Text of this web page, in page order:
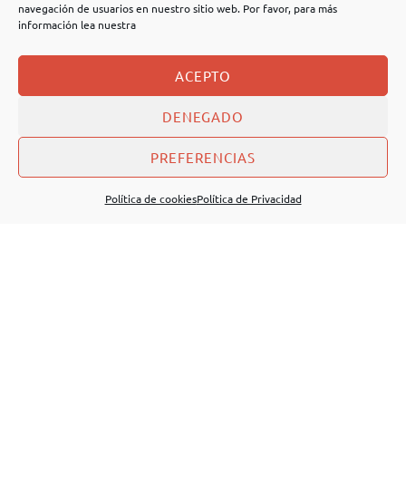
navegación de usuarios en nuestro sitio web. Por favor, para más
información lea nuestra
ACEPTO
DENEGADO
PREFERENCIAS
Política de cookiesPolítica de Privacidad